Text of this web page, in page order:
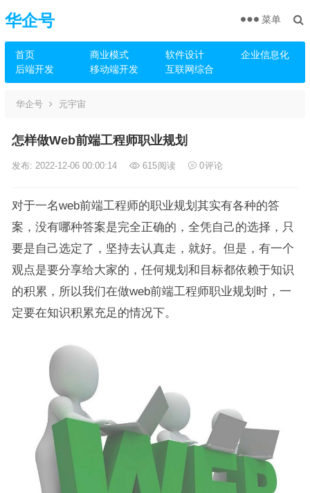
华企号
首页 商业模式 软件设计
企业信息化
后端开发
移动端开发 互联网综合
菜单
华企号 元宇宙
怎样做Web前端工程师职业规划
发布: 2022-12-06 00:00:14 615阅读 0评论
对于一名web前端工程师的职业规划其实有各种的答
案，没有哪种答案是完全正确的，全凭自己的选择，只
要是自己选定了，坚持去认真走，就好。但是，有一个
观点是要分享给大家的，任何规划和目标都依赖于知识
的积累，所以我们在做web前端工程师职业规划时，一
定要在知识积累充足的情况下。